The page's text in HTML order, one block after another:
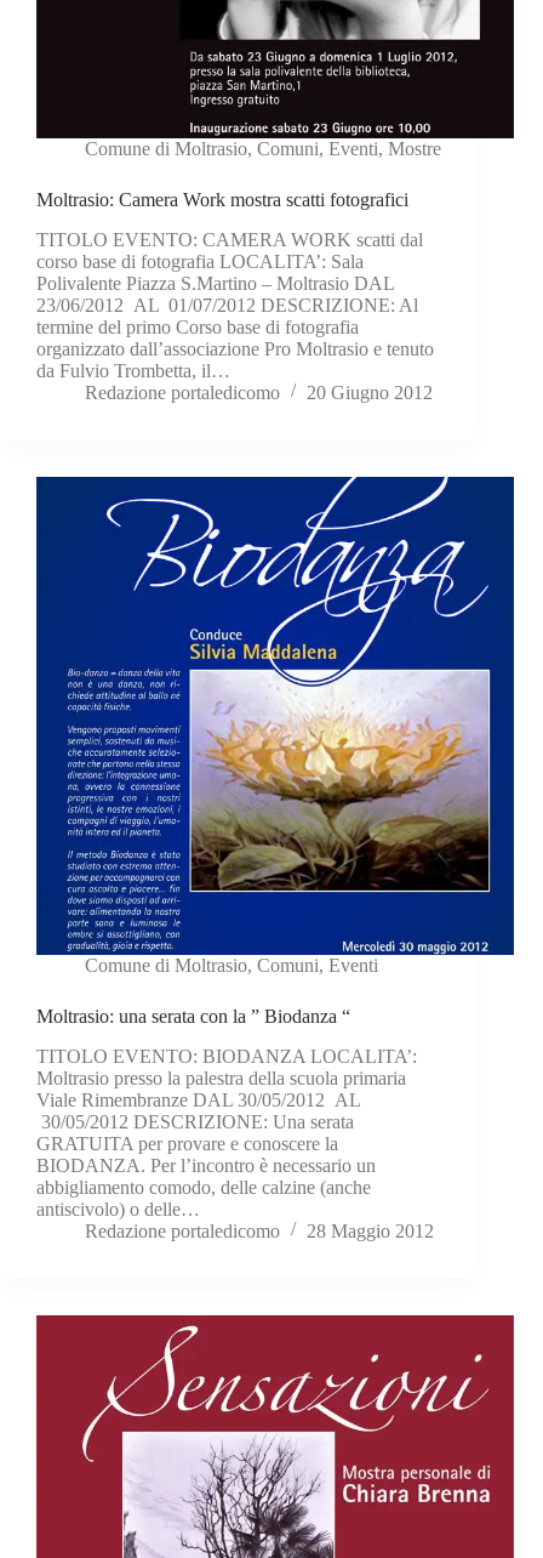
Comune di Moltrasio, Comuni, Eventi, Mostre
Moltrasio: Camera Work mostra scatti fotografici
TITOLO EVENTO: CAMERA WORK scatti dal
corso base di fotografia LOCALITA’: Sala
Polivalente Piazza S.Martino – Moltrasio DAL
23/06/2012 AL 01/07/2012 DESCRIZIONE: Al
termine del primo Corso base di fotografia
organizzato dall’associazione Pro Moltrasio e tenuto
da Fulvio Trombetta, il…
Redazione portaledicomo
20 Giugno 2012
Comune di Moltrasio, Comuni, Eventi
Moltrasio: una serata con la ” Biodanza “
TITOLO EVENTO: BIODANZA LOCALITA’:
Moltrasio presso la palestra della scuola primaria
Viale Rimembranze DAL 30/05/2012 AL
30/05/2012 DESCRIZIONE: Una serata
GRATUITA per provare e conoscere la
BIODANZA. Per l’incontro è necessario un
abbigliamento comodo, delle calzine (anche
antiscivolo) o delle…
Redazione portaledicomo
28 Maggio 2012